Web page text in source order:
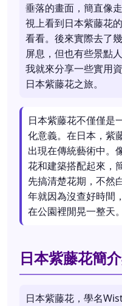
垂落的畫面，簡直像
視上看到日本紫藤花
看看。後來實際去了
屏息，但也有些景點
我就來分享一些實用
日本紫藤花之旅。
日本紫藤花不僅僅是
化意義。在日本，紫
出現在傳統藝術中。
花和建築搭配起來，
先搞清楚花期，不然
年就因為沒查好時間
在公園裡閒晃一整天。
日本紫藤花簡
日本紫藤花，學名